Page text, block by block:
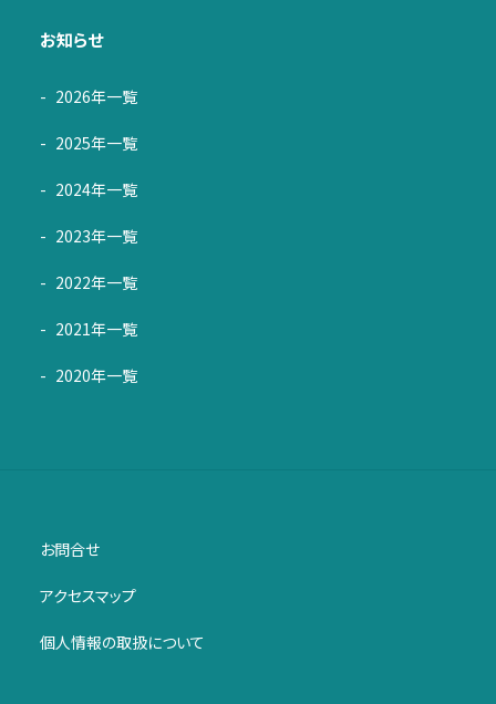
お知らせ
2026年一覧
2025年一覧
2024年一覧
2023年一覧
2022年一覧
2021年一覧
2020年一覧
お問合せ
アクセスマップ
個人情報の取扱について